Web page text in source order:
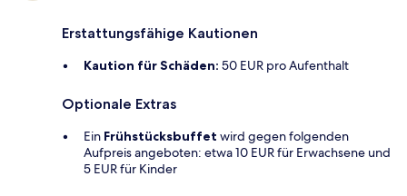
Erstattungsfähige Kautionen
Kaution für Schäden: 50 EUR pro Aufenthalt
Optionale Extras
Ein Frühstücksbuffet wird gegen folgenden
Aufpreis angeboten: etwa 10 EUR für Erwachsene und
5 EUR für Kinder